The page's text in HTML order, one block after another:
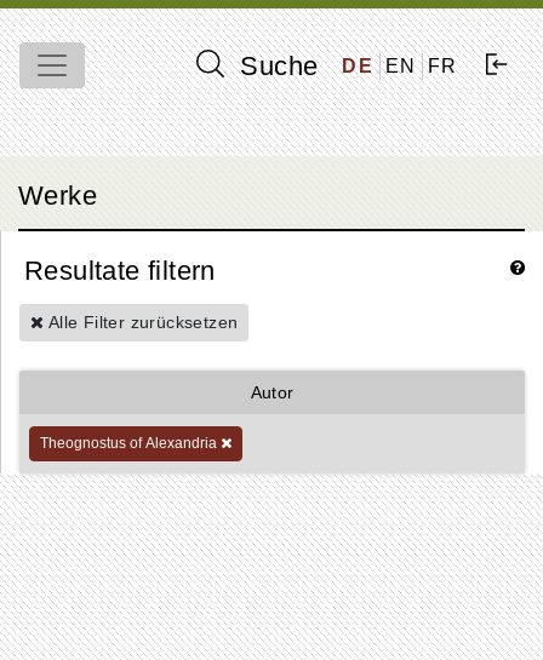
Suche DE EN FR
Werke
Resultate filtern
Alle Filter zurücksetzen
Autor
Theognostus of Alexandria